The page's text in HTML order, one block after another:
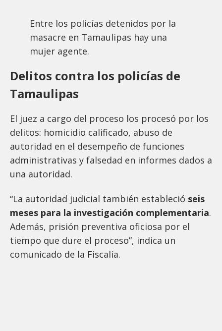
Entre los policías detenidos por la
masacre en Tamaulipas hay una
mujer agente.
Delitos contra los policías de
Tamaulipas
El juez a cargo del proceso los procesó por los
delitos: homicidio calificado, abuso de
autoridad en el desempeño de funciones
administrativas y falsedad en informes dados a
una autoridad.
“La autoridad judicial también estableció seis
meses para la investigación complementaria.
Además, prisión preventiva oficiosa por el
tiempo que dure el proceso”, indica un
comunicado de la Fiscalía.